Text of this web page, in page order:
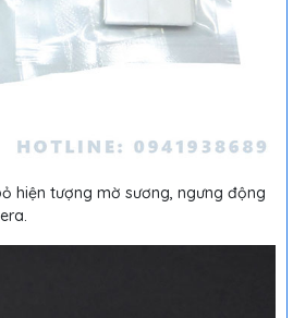
hiện tượng mờ sương, ngưng động